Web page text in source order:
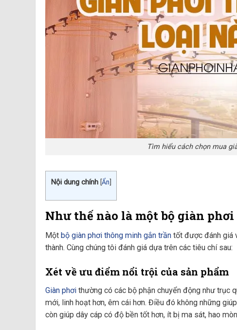
Tìm hiểu cách chọn mua
Nội dung chính [Ẩn
Như thế nào là một bộ giàn
Một bộ giàn phơi thông minh gắn trần tốt được đánh giá
thành. Cùng chúng tôi đánh giá dựa trên các tiêu chí sau:
Xét về ưu điểm nổi trội của sản phẩm
Giàn phơi thường có các bộ phận chuyển động như trục
mới, linh hoạt hơn, êm cái hơn. Điều đó không những
còn giúp dây cáp có độ bền tốt hơn, ít bị ma sát, hao